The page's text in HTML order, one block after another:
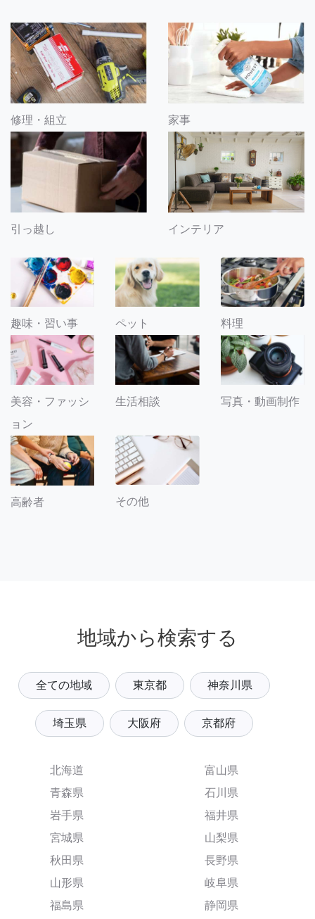
修理・組立 家事
引っ越し インテリア
趣味・習い事 ペット 料理
美容・ファッシ
ョン
生活相談 写真・動画制作
高齢者 その他
地域から検索する
全ての地域 東京都 神奈川県
埼玉県 大阪府 京都府
北海道
青森県
岩手県
宮城県
秋田県
山形県
福島県
富山県
石川県
福井県
山梨県
長野県
岐阜県
静岡県